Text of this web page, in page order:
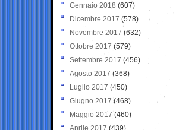
Gennaio 2018 (607)
Dicembre 2017 (578)
Novembre 2017 (632)
Ottobre 2017 (579)
Settembre 2017 (456)
Agosto 2017 (368)
Luglio 2017 (450)
Giugno 2017 (468)
Maggio 2017 (460)
Aprile 2017 (439)